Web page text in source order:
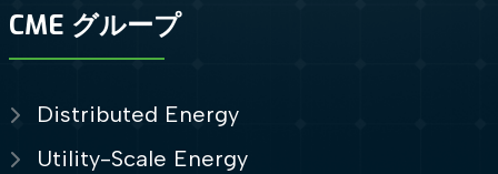
CME グループ
Distributed Energy
Utility-Scale Energy